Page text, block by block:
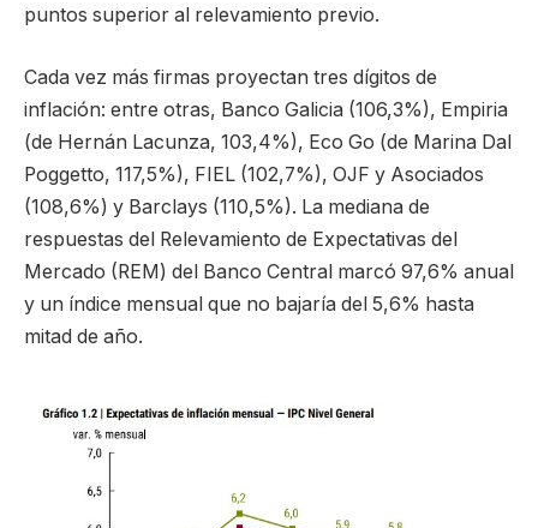
puntos superior al relevamiento previo.
Cada vez más firmas proyectan tres dígitos de
inflación: entre otras, Banco Galicia (106,3%), Empiria
(de Hernán Lacunza, 103,4%), Eco Go (de Marina Dal
Poggetto, 117,5%), FIEL (102,7%), OJF y Asociados
(108,6%) y Barclays (110,5%). La mediana de
respuestas del Relevamiento de Expectativas del
Mercado (REM) del Banco Central marcó 97,6% anual
y un índice mensual que no bajaría del 5,6% hasta
mitad de año.